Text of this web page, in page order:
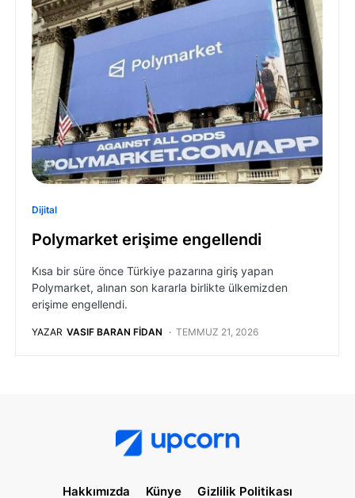
Dijital
Polymarket erişime engellendi
Kısa bir süre önce Türkiye pazarına giriş yapan
Polymarket, alınan son kararla birlikte ülkemizden
erişime engellendi.
YAZAR VASIF BARAN FIDAN TEMMUZ 21, 2026
Hakkımızda Künye Gizlilik Politikası